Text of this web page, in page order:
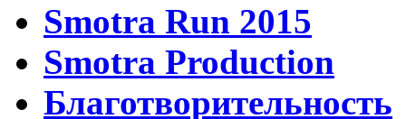
Smotra Run 2015
Smotra Production
Благотворительность